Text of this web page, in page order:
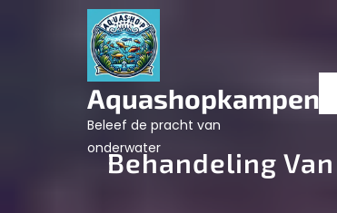
Beleef de pracht van
onderwater
Behandeling